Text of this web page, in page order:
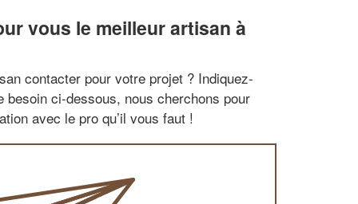
vous le meilleur artisan à
contacter pour votre projet ? Indiquez-
besoin ci-dessous, nous cherchons pour
avec le pro qu’il vous faut !